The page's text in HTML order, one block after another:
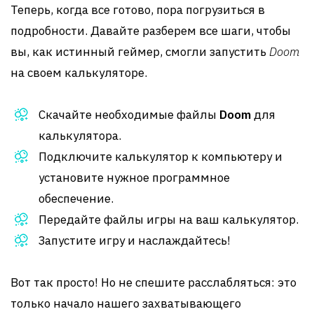
Теперь, когда все готово, пора погрузиться в
подробности. Давайте разберем все шаги, чтобы
вы, как истинный геймер, смогли запустить Doom
на своем калькуляторе.
Скачайте необходимые файлы Doomдля
калькулятора.
Подключите калькулятор к компьютеру и
установите нужное программное
обеспечение.
Передайте файлы игры на ваш калькулятор.
Запустите игру и наслаждайтесь!
Вот так просто! Но не спешите расслабляться: это
только начало нашего захватывающего